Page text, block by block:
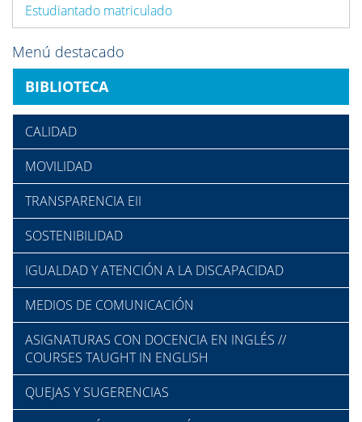
Estudiantado matriculado
Menú destacado
BIBLIOTECA
CALIDAD
MOVILIDAD
TRANSPARENCIA EII
SOSTENIBILIDAD
IGUALDAD Y ATENCIÓN A LA DISCAPACIDAD
MEDIOS DE COMUNICACIÓN
ASIGNATURAS CON DOCENCIA EN INGLÉS //
COURSES TAUGHT IN ENGLISH
QUEJAS Y SUGERENCIAS